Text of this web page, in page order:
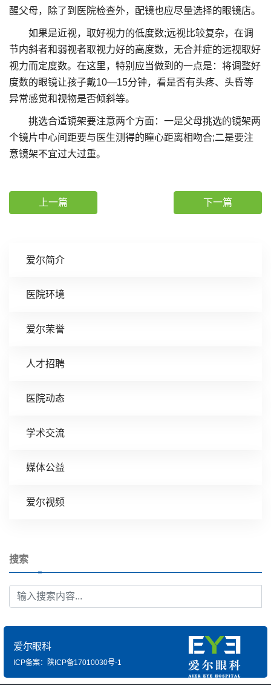
爱尔简介
医院环境
爱尔荣誉
人才招聘
医院动态
学术交流
媒体公益
爱尔视频
搜索
醒父母，除了到医院检查外，配镜也应尽量选择的眼镜店。
如果是近视，取好视力的低度数;远视比较复杂，在调
节内斜者和弱视者取视力好的高度数，无合并症的远视取好
视力而定度数。在这里，特别应当做到的一点是：将调整好
度数的眼镜让孩子戴10—15分钟，看是否有头疼、头昏等
异常感觉和视物是否倾斜等。
挑选合适镜架要注意两个方面：一是父母挑选的镜架两
个镜片中心间距要与医生测得的瞳心距离相吻合;二是要注
意镜架不宜过大过重。
上一篇 下一篇
爱尔眼科
ICP备案：陕ICP备17010030号-1